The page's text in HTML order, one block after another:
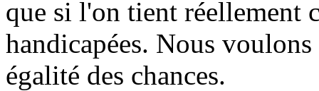
que si l'on tient réellement
handicapées. Nous
égalité des chances.